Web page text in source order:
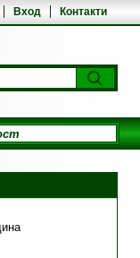
Вход Контакти